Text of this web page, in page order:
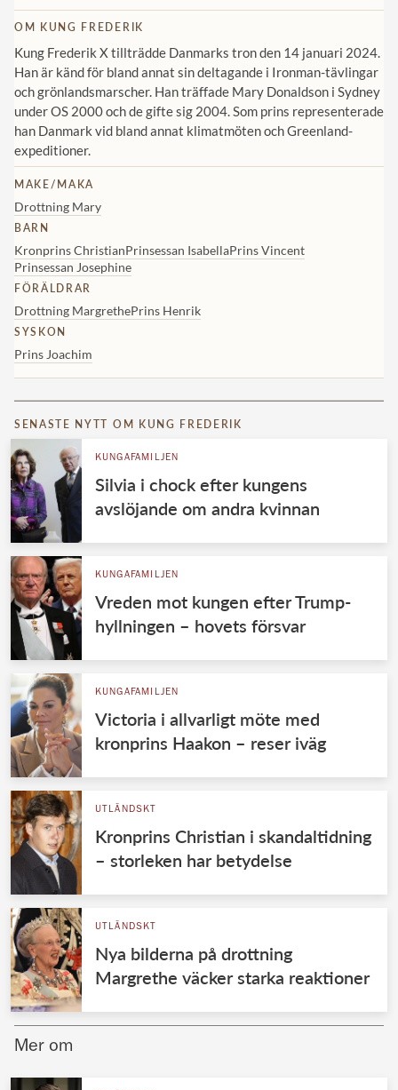
Thailändska kungahuset
Monacos furstehus
OM KUNG FREDERIK
Kung Frederik X tillträdde Danmarks tron den 14 januari 2024.
Han är känd för bland annat sin deltagande i Ironman-tävlingar
och grönlandsmarscher. Han träffade Mary Donaldson i Sydney
under OS 2000 och de gifte sig 2004. Som prins representerade
han Danmark vid bland annat klimatmöten och Greenland-
expeditioner.
MAKE/MAKA
Drottning Mary
BARN
Kronprins ChristianPrinsessan IsabellaPrins Vincent
Prinsessan Josephine
FÖRÄLDRAR
Drottning MargrethePrins Henrik
SYSKON
Prins Joachim
SENASTE NYTT OM KUNG FREDERIK
KUNGAFAMILJEN
Silvia i chock efter kungens
avslöjande om andra kvinnan
KUNGAFAMILJEN
Vreden mot kungen efter Trump-
hyllningen – hovets försvar
KUNGAFAMILJEN
Victoria i allvarligt möte med
kronprins Haakon – reser iväg
UTLÄNDSKT
Kronprins Christian i skandaltidning
– storleken har betydelse
UTLÄNDSKT
Nya bilderna på drottning
Margrethe väcker starka reaktioner
Mer om